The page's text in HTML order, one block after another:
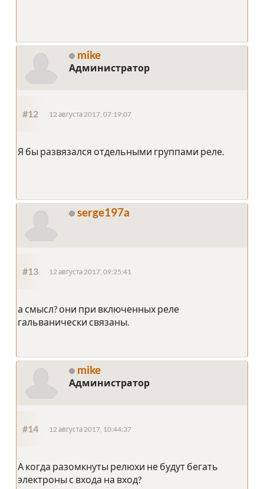
mike
Администратор
#12 12 августа 2017, 07:19:07
Я бы развязался отдельными группами реле.
serge197a
#13 12 августа 2017, 09:25:41
а смысл? они при включенных реле
гальванически связаны.
mike
Администратор
#14 12 августа 2017, 10:44:37
А когда разомкнуты релюхи не будут бегать
электроны с входа на вход?